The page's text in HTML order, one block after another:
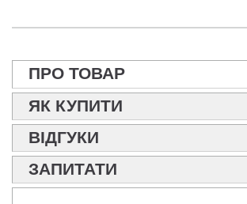
ПРО ТОВАР
ЯК КУПИТИ
ВІДГУКИ
ЗАПИТАТИ